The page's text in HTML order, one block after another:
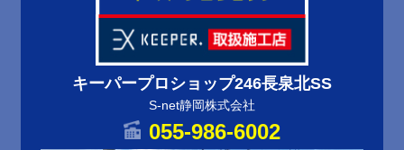
キーパープロショップ246長泉北SS
S-net静岡株式会社
055-986-6002